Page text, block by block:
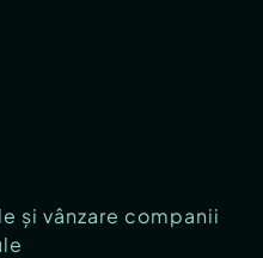
și vânzare companii